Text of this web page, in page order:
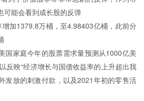
可能会看到成长股的反弹
加1379.8万桶，至4.98403亿桶，此前分
国家庭今年的股票需求量预测从1000亿美
以反映“经济增长与国债收益率的上升超出我
发放的刺激付款，以及2021年初的零售活